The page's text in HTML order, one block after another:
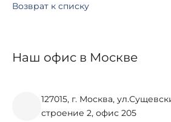
Возврат к списку
Наш офис в Москве
127015, г. Москва,
строение 2, офис 205